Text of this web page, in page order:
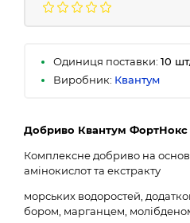
Одиниця поставки: 10
Виробник: Квантум
Добриво Квантум ФортНокс
Комплексне добриво на
амінокислот та екстракту
морських водоростей,
бором, марганцем,